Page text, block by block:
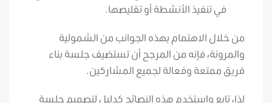
في تنفيذ الأنشطة أو تقليصها.
من خلال الاهتمام بهذه الجوانب من الشمولية
والمرونة، فإنه من المرجح أن تستضيف جلسة بناء
فريق ممتعة وفعالة لجميع المشاركين.
لذا، تابع واستخدم هذه النصائح كدليل لتصميم جلسة